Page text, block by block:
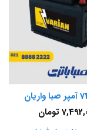
تومان